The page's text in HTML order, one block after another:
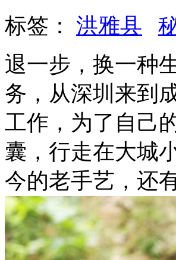
标签： 洪雅县
退一步，换一种
务，从深圳来到
工作，为了自己
囊，行走在大城
今的老手艺，还